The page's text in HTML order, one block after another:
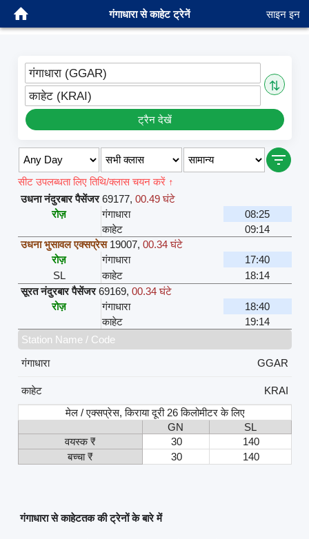
गंगाधारा से काहेट ट्रेनें साइन इन
गंगाधारा (GGAR)
⇅
काहेट (KRAI)
ट्रैन देखें
सीट उपलब्धता लिए तिथि/क्लास चयन करें ↑
उधना नंदुरबार पैसेंजर 69177, 00.49 घंटे
रोज़
गंगाधारा
08:25
काहेट
09:14
उधना भुसावल एक्सप्रेस 19007, 00.34 घंटे
रोज़
गंगाधारा
17:40
SL
काहेट
18:14
सूरत नंदुरबार पैसेंजर 69169, 00.34 घंटे
रोज़
गंगाधारा
18:40
काहेट
19:14
Station Name / Code
गंगाधारा
GGAR
काहेट
KRAI
मेल / एक्सप्रेस, किराया दूरी 26 किलोमीटर के लिए
GN
SL
वयस्क ₹
30
140
बच्चा ₹
30 140
गंगाधारा से काहेटतक की ट्रेनों के बारे में